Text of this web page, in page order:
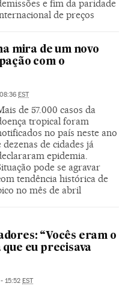
e fim da paridade
de preços
mira de um novo
com o
EST
de 57.000 casos da
tropical foram
no país neste ano
dezenas de cidades já
epidemia.
pode se agravar
tendência histórica de
no mês de abril
“Vocês eram o
eu precisava
15:52 EST